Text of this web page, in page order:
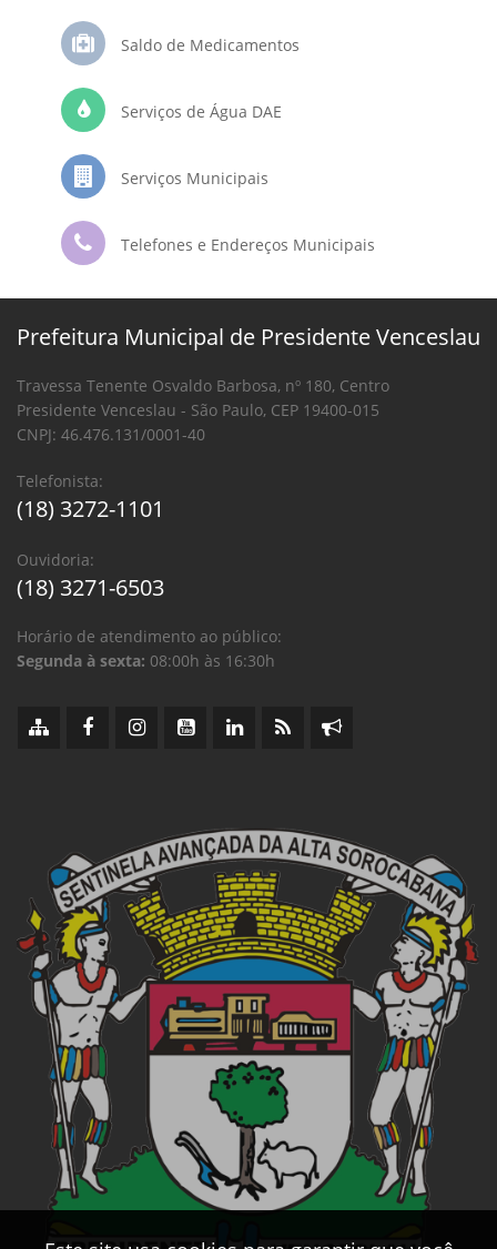
Saldo de Medicamentos
Serviços de Água DAE
Serviços Municipais
Telefones e Endereços Municipais
Prefeitura Municipal de Presidente Venceslau
Travessa Tenente Osvaldo Barbosa, nº 180, Centro
Presidente Venceslau - São Paulo, CEP 19400-015
CNPJ: 46.476.131/0001-40
Telefonista:
(18) 3272-1101
Ouvidoria:
(18) 3271-6503
Horário de atendimento ao público:
Segunda à sexta: 08:00h às 16:30h